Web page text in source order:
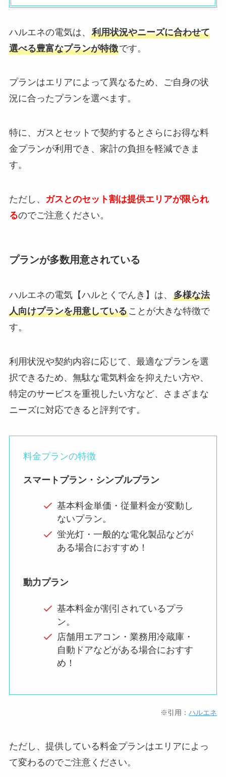
ハルエネの電気は、 利用状況やニーズに合わせて
選べる豊富なプランが特徴です。
プランはエリアによって異なるため、ご自身の状
況に合ったプランを選べます。
特に、ガスとセットで契約するとさらにお得な料
金プランが利用でき、家計の負担を軽減できま
す。
ただし、
ガスとのセット割は提供エリアが限られ
るのでご注意ください。
プランが多数用意されている
ハルエネの電気【ハルとくでんき】は、 多様な法
人向けプランを用意していることが大きな特徴で
す。
利用状況や契約内容に応じて、最適なプランを選
択できるため、無駄な電気料金を抑えたい方や、
特定のサービスを重視したい方など、さまざまな
ニーズに対応できると評判です。
料金プランの特徴
スマートプラン・シンプルプラン
基本料金単価・従量料金が変動し
ないプラン。
蛍光灯・一般的な電化製品などが
ある場合におすすめ！
動力プラン
基本料金が割引されているプラ
ン。
店舗用エアコン・業務用冷蔵庫・
自動ドアなどがある場合におすす
め！
※引用：ハルエネ
ただし、提供している料金プランはエリアによっ
て変わるのでご注意ください。